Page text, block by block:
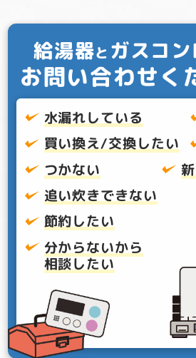
給湯器と ガスコン
お問い合わせく
水漏れしている
買い換え/交換したい
つかない
追い炊きできない
節約したい
分からないから
相談したい